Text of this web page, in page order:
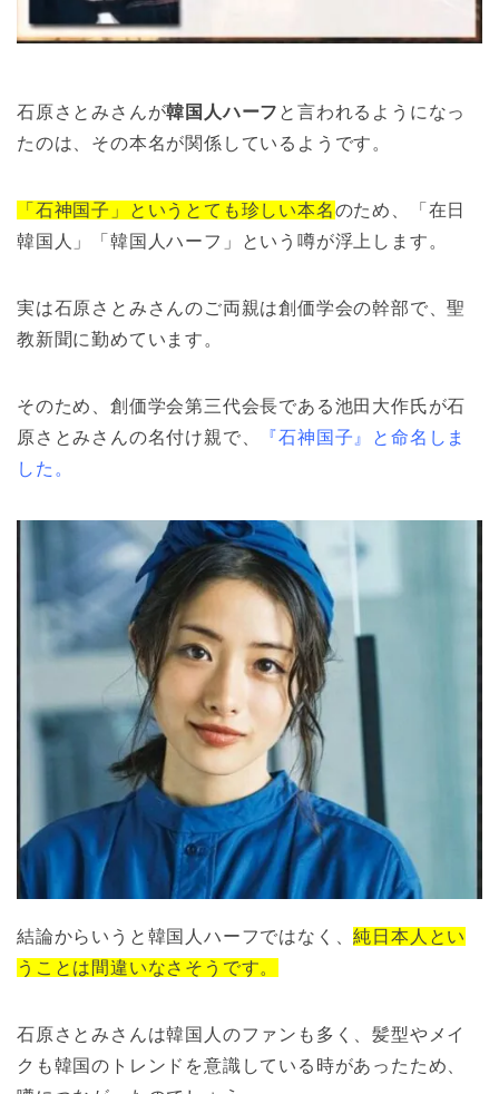
石原さとみさんが韓国人ハーフ と言われるようになっ
たのは、その本名が関係しているようです。
「石神国子」というとても珍しい本名のため、「在日
韓国人」「韓国人ハーフ」という噂が浮上します。
実は石原さとみさんのご両親は創価学会の幹部で、聖
教新聞に勤めています。
そのため、創価学会第三代会長である池田大作氏が石
原さとみさんの名付け親で、
『石神国子』と命名しま
した。
結論からいうと韓国人ハーフではなく、純日本人とい
うことは間違いなさそうです。
石原さとみさんは韓国人のファンも多く、髪型やメイ
クも韓国のトレンドを意識している時があったため、